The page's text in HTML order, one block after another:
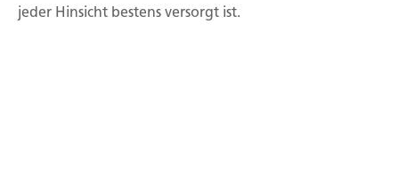
jeder Hinsicht bestens versorgt ist.